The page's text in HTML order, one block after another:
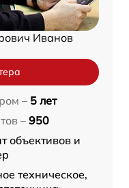
Иванов
– 5 лет
– 950
объективов и
техническое,